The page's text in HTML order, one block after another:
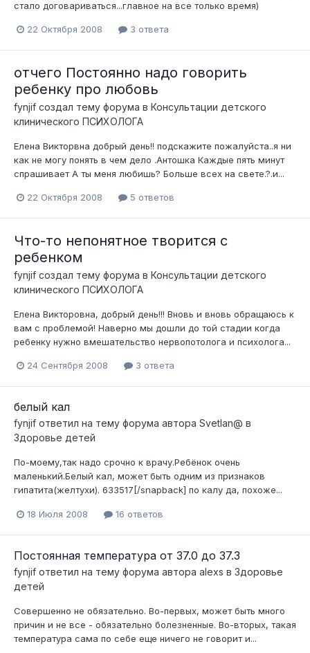
стало договариваться...главное на все только время)
22 Октября 2008 3 ответа
отчего Постоянно надо говорить
ребенку про любовь
fynjif создал тему форума в Консультации детского
клинического ПСИХОЛОГА
Елена Викторвна добрый день!! подскажите пожалуйста..я ни
как не могу понять в чем дело .Антошка Каждые пять минут
спрашивает А ты меня любишь? Больше всех на свете.?.и...
22 Октября 2008 5 ответов
Что-то непонятное творится с
ребенком
fynjif создал тему форума в Консультации детского
клинического ПСИХОЛОГА
Елена Викторовна, добрый день!!! Вновь и вновь обращаюсь к
вам с проблемой! Наверно мы дошли до той стадии когда
ребенку нужно вмешательство нервопотолога и психолога...
24 Сентября 2008 3 ответа
белый кал
fynjif ответил на тему форума автора Svetlan@ в
Здоровье детей
По-моему,так надо срочно к врачу.Ребёнок очень
маленький.Белый кал, может быть одним из признаков
гипатита(желтухи). 633517[/snapback] по калу да, похоже...
18 Июля 2008 16 ответов
Постоянная температура от 37.0 до 37.3
fynjif ответил на тему форума автора alexs в Здоровье
детей
Совершенно не обязательно. Во-первых, может быть много
причин и не все - обязательно болезненные. Во-вторых, такая
температура сама по себе еще ничего не говорит и...